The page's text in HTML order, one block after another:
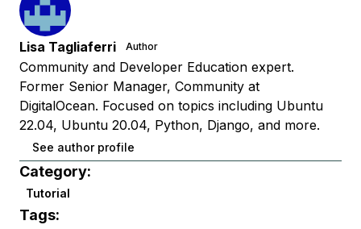
Lisa Tagliaferri Author
Community and Developer Education expert.
Former Senior Manager, Community at
DigitalOcean. Focused on topics including Ubuntu
22.04, Ubuntu 20.04, Python, Django, and more.
See author profile
Category:
Tutorial
Tags: